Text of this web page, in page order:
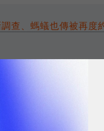
查、螞蟻也傳被再度
數位統治」
當局一直想建立類似